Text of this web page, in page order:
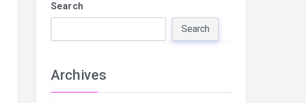
Search
Search
Archives